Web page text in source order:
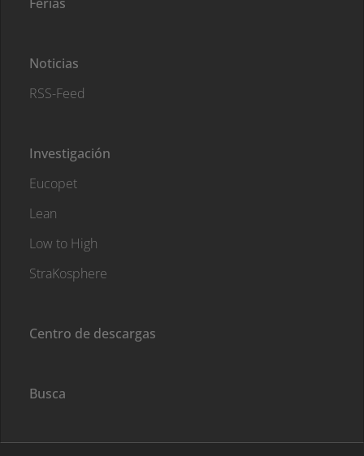
Noticias
RSS-Feed
Investigación
Eucopet
Lean
Low to High
StraKosphere
Centro de descargas
Busca